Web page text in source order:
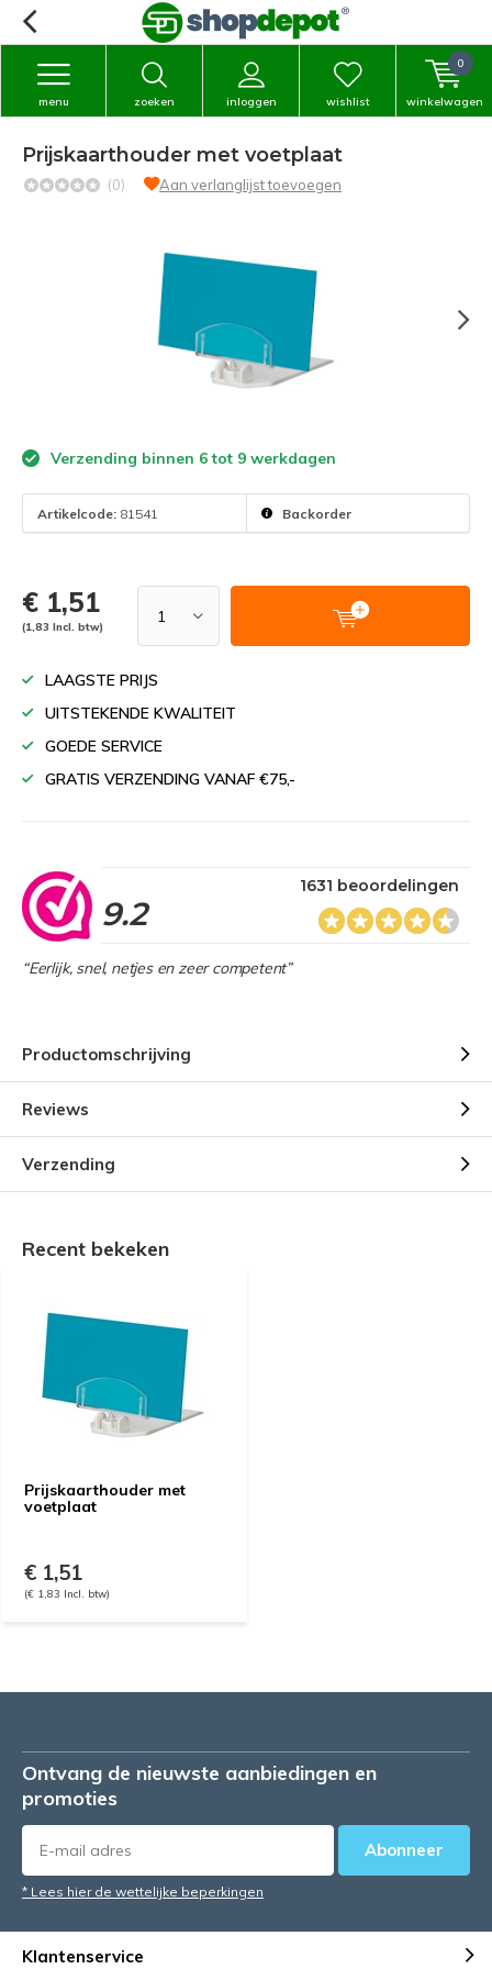
zoeken inloggen
menu wishlist winkelwagen
0
Prijskaarthouder met voetplaat
(0) Aan verlanglijst toevoegen
Verzending binnen 6 tot 9 werkdagen
Artikelcode: 81541 Backorder
€ 1,51
(1,83 Incl. btw)
LAAGSTE PRIJS
UITSTEKENDE KWALITEIT
GOEDE SERVICE
GRATIS VERZENDING VANAF €75,-
9.2
1631 beoordelingen
“Eerlijk, snel, netjes en zeer competent”
Productomschrijving
Reviews
Verzending
Recent bekeken
Prijskaarthouder met
voetplaat
€ 1,51
(€ 1,83 Incl. btw)
Ontvang de nieuwste aanbiedingen en
promoties
Abonneer
* Lees hier de wettelijke beperkingen
Klantenservice